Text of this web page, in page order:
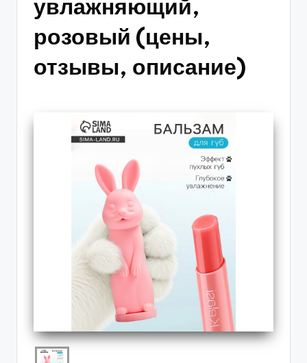
увлажняющий,
розовый (цены,
отзывы, описание)